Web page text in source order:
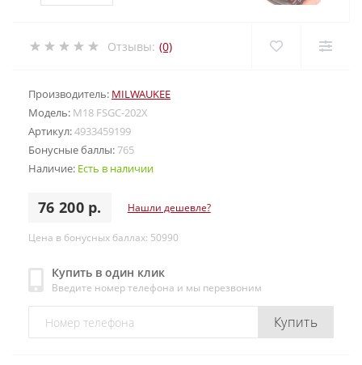
Отзывы: (0)
Производитель: MILWAUKEE
Модель: M18 FSGC-202X
Артикул:4933459199
Бонусные баллы:765
Наличие: Есть в наличии
76 200 р. Нашли дешевле?
Цена в бонусных баллах: 50990
Купить в один клик
Введите номер телефона и мы перезвоним
Купить